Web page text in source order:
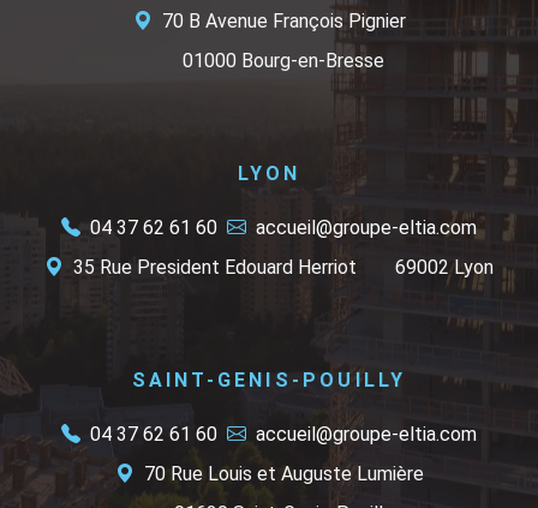
70 B Avenue François Pignier
01000 Bourg-en-Bresse
LYON
04 37 62 61 60
accueil@groupe-eltia.com
35 Rue President Edouard Herriot
69002 Lyon
SAINT-GENIS-POUILLY
04 37 62 61 60
accueil@groupe-eltia.com
70 Rue Louis et Auguste Lumière